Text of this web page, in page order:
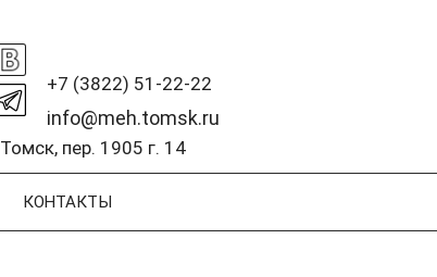
+7 (3822) 51-22-22
info@meh.tomsk.ru
Томск, пер. 1905 г. 14
КОНТАКТЫ